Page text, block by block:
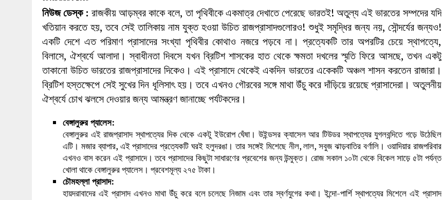
27 MAY 2026 | লোহাগড়ায় চেয়ারম্যান প্রার্থী আতিকুল ইসলামের ঈদ সামগ্রী বিতরন
1 AUGUST 2026 | লোহাগড়ায় জাল দলিলে নামজারি ॥ এসিল্যান্ড অফিসে ভয়াবহ দুর্নীতি
নিউজ ডেস্ক : রাজকীয় আড়ম্বর কাকে বলে, তা পৃথিবীকে একমাত্র দেখাতে পেরেছে ভারতই! অতুল্য এই ভারতের সম্পদের যদি
খতিয়ান করতে হয়, তবে সেই তালিকায় নাম যুক্ত হওয়া উচিত রাজপ্রাসাদগুলোরও! শুধুই সমৃদ্ধির জন্য নয়, সৌন্দর্যের জন্যও!
একটি দেশে এত পরিমাণ প্রাসাদের সংখ্যা পৃথিবীর কোথাও নজরে পড়বে না। প্রত্যেকটি তার অপরটির চেয়ে স্থাপত্যে,
বিলাসে, ঐশ্বর্যে আলাদা। স্বাধীনতা দিবসে যখন ব্রিটিশ শাসকের হাত থেকে ক্ষমতা দখলের স্মৃতি ফিরে আসছে, তখন একটু
তাকানো উচিত ভারতের রাজপ্রাসাদের দিকেও। এই প্রাসাদে থেকেই একদিন ভারতের একেকটি অঞ্চল শাসন করতেন রাজারা।
ব্রিটিশ হস্তক্ষেপে সেই সুখের দিন ধূলিসাৎ হয়। তবে এখনও গৌরবের সঙ্গে মাথা উঁচু করে দাঁড়িয়ে রয়েছে প্রাসাদেরা। অতুলনীয়
ঐশ্বর্যে চোখ ঝলসে দেওয়ার জন্য আমন্ত্রণ জানাচ্ছে পর্যটকদের।
বেঙ্গালুরুর প্যালেস:
বেঙ্গালুরুর এই রাজপ্রাসাদ স্থাপত্যের দিক থেকে একটু ইউরোপ ঘেঁষা। উইন্ডসর ক্যাসেল আর টিউডর স্থাপত্যের যুগলবন্দিতে গড়ে উঠেছিল
এটি। মজার ব্যাপার, এই প্রাসাদের প্রত্যেকটি ঘরই হলুদরঙা। তার সঙ্গেই মিশেছে নীল, লাল, সবুজ ঝাড়বাতির বর্ণালি। ওয়াদিয়ার রাজপরিবার
এখনও বাস করেন এই প্রাসাদে। তবে প্রাসাদের কিছুটা সাধারণের প্রবেশের জন্য উন্মুক্ত। রোজ সকাল ১০টা থেকে বিকেল সাড়ে ৫টা পর্যন্ত
খোলা থাকে বেঙ্গালুরুর প্যালেস। প্রবেশমূল্য ২৭৫ টাকা।
চৌমহল্লা প্রাসাদ:
হায়দরাবাদের এই প্রাসাদ এখনও মাথা উঁচু করে বলে চলেছে নিজাম এবং তার স্বর্ণযুগের কথা। ইন্দো-পার্শি স্থাপত্যের মিশেলে এই প্রাসাদ